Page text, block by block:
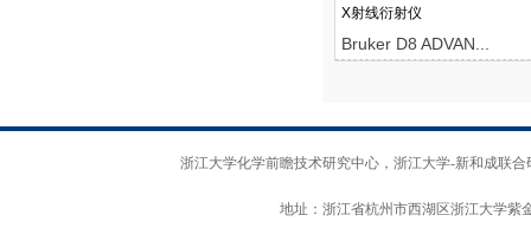
X射线衍射仪
Bruker D8 ADVAN...
浙江大学化学前瞻技术研究中心，浙江大学-新和成联合
地址：浙江省杭州市西湖区浙江大学紫